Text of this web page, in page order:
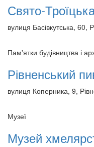
Свято-
вулиця Басівкутська, 60,
Пам'ятки будівництва і
Рівненський
вулиця Коперника, 9,
Музеї
Музей